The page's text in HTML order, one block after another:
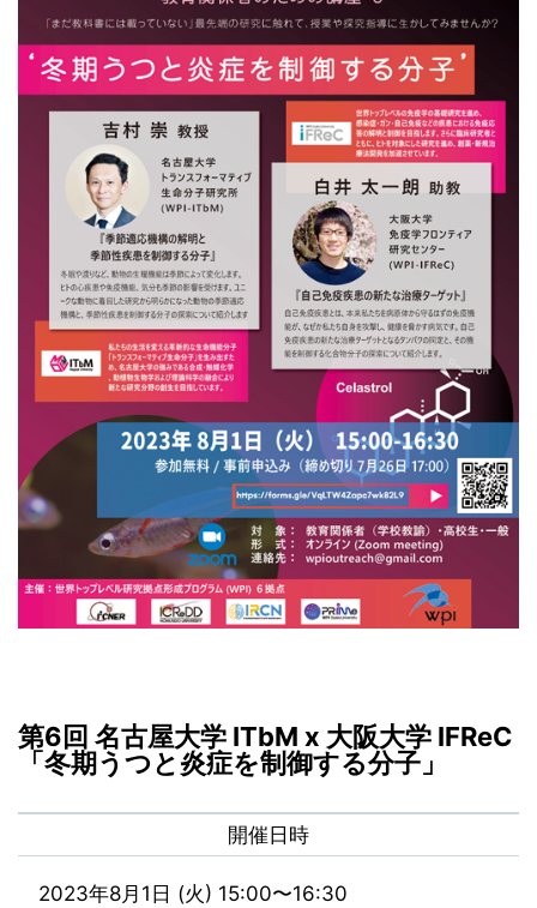
第6回 名古屋大学 ITbM x 大阪大学 IFReC
「冬期うつと炎症を制御する分子」
開催日時
2023年8月1日 (火) 15:00〜16:30